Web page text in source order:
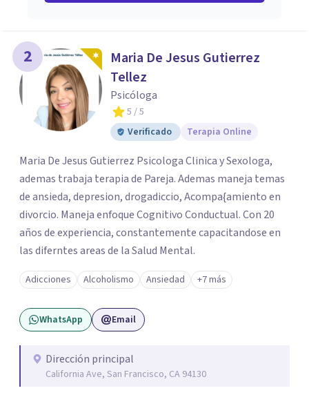
2
Maria De Jesus Gutierrez
Tellez
Psicóloga
5 / 5
Verificado
Terapia Online
Maria De Jesus Gutierrez Psicologa Clinica y Sexologa,
ademas trabaja terapia de Pareja. Ademas maneja temas
de ansieda, depresion, drogadiccio, Acompa{amiento en
divorcio. Maneja enfoque Cognitivo Conductual. Con 20
años de experiencia, constantemente capacitandose en
las diferntes areas de la Salud Mental.
Adicciones Alcoholismo Ansiedad +7 más
WhatsApp Email
Dirección principal
California Ave, San Francisco, CA 94130